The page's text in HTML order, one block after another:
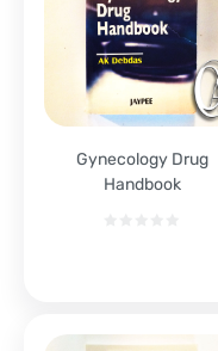
Gynecology Drug
Handbook